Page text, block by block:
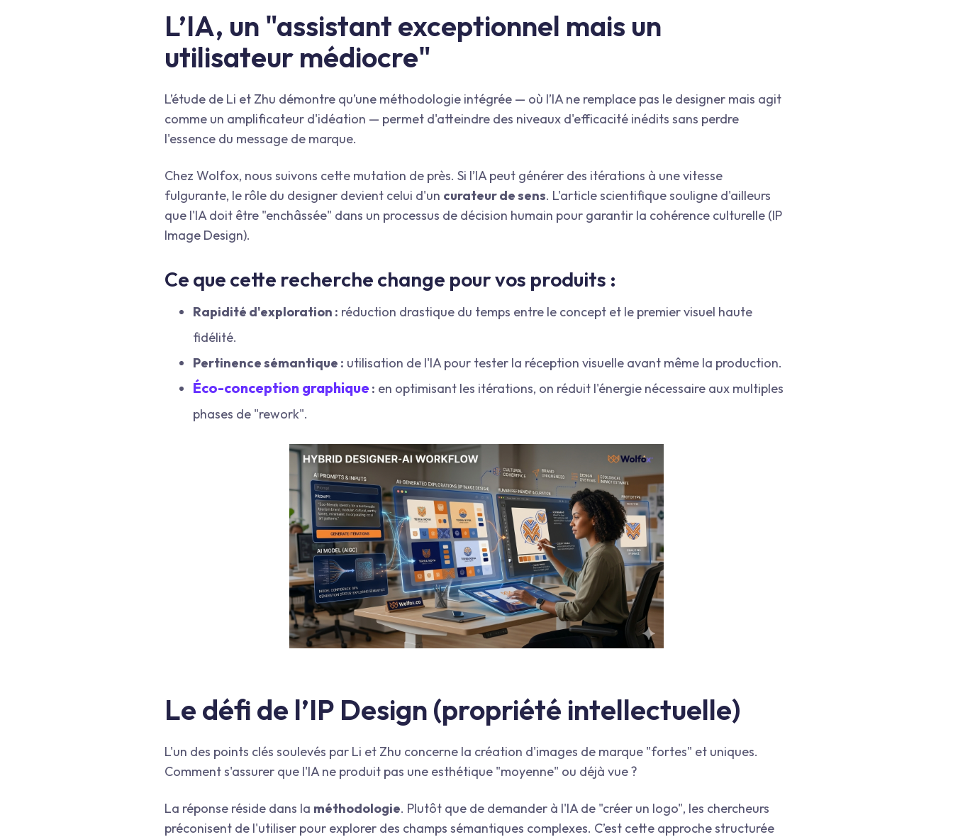
L’IA, un "assistant exceptionnel mais un
utilisateur médiocre"
L’étude de Li et Zhu démontre qu’une méthodologie intégrée — où l’IA ne remplace pas le designer mais agit
comme un amplificateur d'idéation — permet d'atteindre des niveaux d'efficacité inédits sans perdre
l'essence du message de marque.
Chez Wolfox, nous suivons cette mutation de près. Si l’IA peut générer des itérations à une vitesse
fulgurante, le rôle du designer devient celui d'un curateur de sens. L'article scientifique souligne d'ailleurs
que l'IA doit être "enchâssée" dans un processus de décision humain pour garantir la cohérence culturelle (IP
Image Design).
Ce que cette recherche change pour vos produits :
Rapidité d'exploration : réduction drastique du temps entre le concept et le premier visuel haute
fidélité.
Pertinence sémantique : utilisation de l'IA pour tester la réception visuelle avant même la production.
Éco-conception graphique : en optimisant les itérations, on réduit l'énergie nécessaire aux multiples
phases de "rework".
Le défi de l’IP Design (propriété intellectuelle)
L'un des points clés soulevés par Li et Zhu concerne la création d'images de marque "fortes" et uniques.
Comment s'assurer que l'IA ne produit pas une esthétique "moyenne" ou déjà vue ?
La réponse réside dans la méthodologie. Plutôt que de demander à l'IA de "créer un logo", les chercheurs
préconisent de l'utiliser pour explorer des champs sémantiques complexes. C’est cette approche structurée